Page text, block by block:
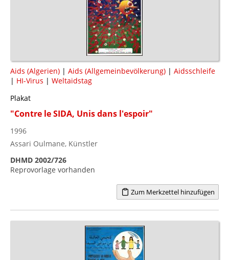
Aids (Algerien) | Aids (Allgemeinbevölkerung) | Aidsschleife
| HI-Virus | Weltaidstag
Plakat
"Contre le SIDA, Unis dans l'espoir"
1996
Assari Oulmane, Künstler
DHMD 2002/726
Reprovorlage vorhanden
Zum Merkzettel hinzufügen